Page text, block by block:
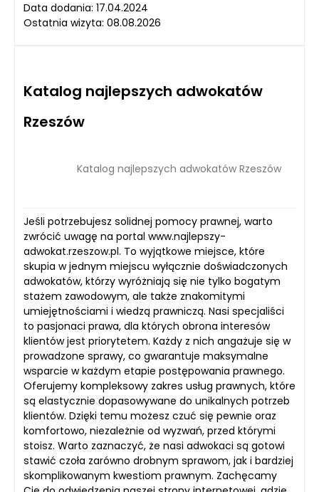
Data dodania: 17.04.2024
Ostatnia wizyta: 08.08.2026
Katalog najlepszych adwokatów
Rzeszów
Katalog najlepszych adwokatów Rzeszów
Jeśli potrzebujesz solidnej pomocy prawnej, warto
zwrócić uwagę na portal www.najlepszy-
adwokat.rzeszow.pl. To wyjątkowe miejsce, które
skupia w jednym miejscu wyłącznie doświadczonych
adwokatów, którzy wyróżniają się nie tylko bogatym
stażem zawodowym, ale także znakomitymi
umiejętnościami i wiedzą prawniczą. Nasi specjaliści
to pasjonaci prawa, dla których obrona interesów
klientów jest priorytetem. Każdy z nich angażuje się w
prowadzone sprawy, co gwarantuje maksymalne
wsparcie w każdym etapie postępowania prawnego.
Oferujemy kompleksowy zakres usług prawnych, które
są elastycznie dopasowywane do unikalnych potrzeb
klientów. Dzięki temu możesz czuć się pewnie oraz
komfortowo, niezależnie od wyzwań, przed którymi
stoisz. Warto zaznaczyć, że nasi adwokaci są gotowi
stawić czoła zarówno drobnym sprawom, jak i bardziej
skomplikowanym kwestiom prawnym. Zachęcamy